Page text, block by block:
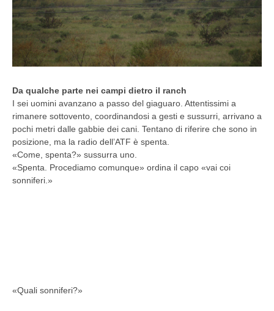
Da qualche parte nei campi dietro il ranch
I sei uomini avanzano a passo del giaguaro. Attentissimi a
rimanere sottovento, coordinandosi a gesti e sussurri, arrivano a
pochi metri dalle gabbie dei cani. Tentano di riferire che sono in
posizione, ma la radio dell’ATF è spenta.
«Come, spenta?» sussurra uno.
«Spenta. Procediamo comunque» ordina il capo «vai coi
sonniferi.»
«Quali sonniferi?»